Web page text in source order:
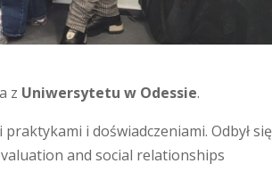
z Uniwersytetu w Odessie.
i doświadczeniami. Odbył się
and social relationships